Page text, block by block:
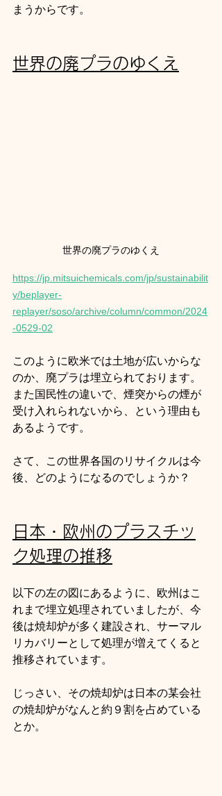
まうからです。
世界の廃プラのゆくえ
世界の廃プラのゆくえ
https://jp.mitsuichemicals.com/jp/sustainabilit
y/beplayer-
replayer/soso/archive/column/common/2024
-0529-02
このように欧米では土地が広いからな
のか、廃プラは埋立られております。
また国民性の違いで、煙突からの煙が
受け入れられないから、という理由も
あるようです。
さて、この世界各国のリサイクルは今
後、どのようになるのでしょうか？
日本・欧州のプラスチッ
ク処理の推移
以下の左の図にあるように、欧州はこ
れまで埋立処理されていましたが、今
後は焼却炉が多く建設され、サーマル
リカバリーとして処理が増えてくると
推移されています。
じっさい、その焼却炉は日本の某会社
の焼却炉がなんと約９割を占めている
とか。